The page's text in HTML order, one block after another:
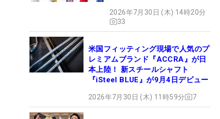
2026年7月30日 (木) 14時20分
33
米国フィッティング現場で人気のプ
レミアムブランド『ACCRA』が日
本上陸！ 新スチールシャフト
『iSteel BLUE』が9月4日デビュー
2026年7月30日 (木) 11時59分 7